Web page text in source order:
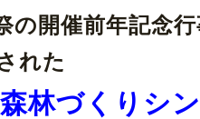
の開催前年記念
れた
森林づくりシ